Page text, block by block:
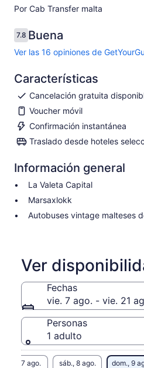
Por Cab Transfer malta
7.87.8 de 10
Buena
Ver las 16 opiniones de
Características
Cancelación gratuita
Voucher móvil
Confirmación instantánea
Traslado desde hoteles
Información general
La Valeta Capital
Marsaxlokk
Autobuses vintage malteses
Ver
Fechas
vie. 7 ago. - vie. 21
Personas
1 adulto
vie., 7 ago. sáb., 8 ago. dom., 9